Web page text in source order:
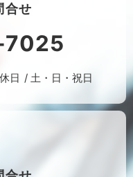
合せ
日 土・日・祝日